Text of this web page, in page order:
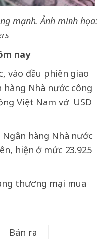
mạnh. Ảnh minh họa:
nay
vào đầu phiên giao
hàng Nhà nước công
Việt Nam với USD
Ngân hàng Nhà nước
hiện ở mức 23.925
thương mại mua
Bán ra